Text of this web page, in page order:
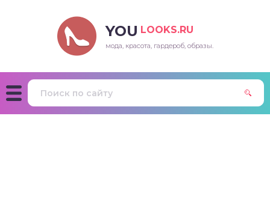
YOU LOOKS.RU
мода, красота, гардероб, образы.